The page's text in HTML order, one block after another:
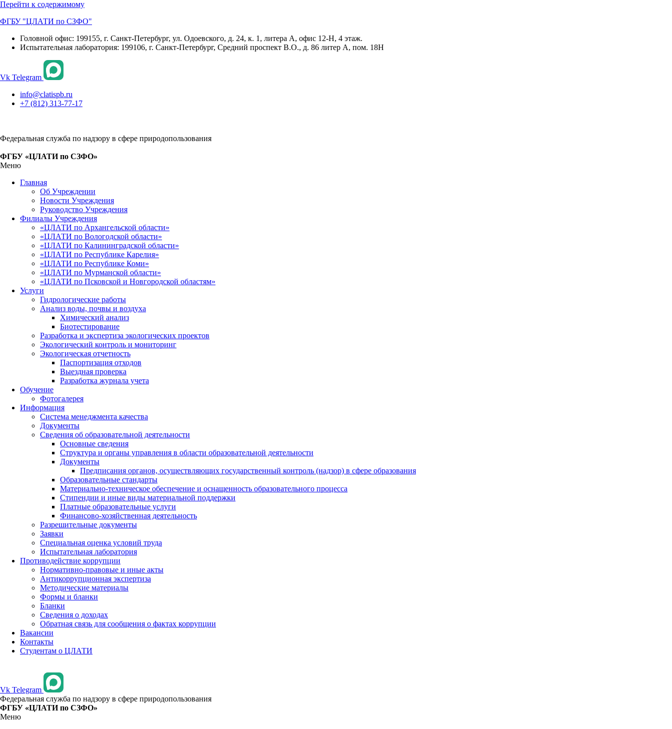
Перейти к содержимому
ФГБУ "ЦЛАТИ по СЗФО"
Головной офис: 199155, г. Санкт-Петербург, ул. Одоевского, д. 24, к. 1, литера А, офис 12-Н, 4 этаж.
Испытательная лаборатория: 199106, г. Санкт-Петербург, Средний проспект В.О., д. 86 литер А, пом. 18Н
Vk Telegram
info@clatispb.ru
+7 (812) 313-77-17
Федеральная служба по надзору в сфере природопользования
ФГБУ «ЦЛАТИ по СЗФО»
Меню
Главная
Об Учреждении
Новости Учреждения
Руководство Учреждения
Филиалы Учреждения
«ЦЛАТИ по Архангельской области»
«ЦЛАТИ по Вологодской области»
«ЦЛАТИ по Калининградской области»
«ЦЛАТИ по Республике Карелия»
«ЦЛАТИ по Республике Коми»
«ЦЛАТИ по Мурманской области»
«ЦЛАТИ по Псковской и Новгородской областям»
Услуги
Гидрологические работы
Анализ воды, почвы и воздуха
Химический анализ
Биотестирование
Разработка и экспертиза экологических проектов
Экологический контроль и мониторинг
Экологическая отчетность
Паспортизация отходов
Выездная проверка
Разработка журнала учета
Обучение
Фотогалерея
Информация
Система менеджмента качества
Документы
Сведения об образовательной деятельности
Основные сведения
Структура и органы управления в области образовательной деятельности
Документы
Предписания органов, осуществляющих государственный контроль (надзор) в сфере образования
Образовательные стандарты
Материально-техническое обеспечение и оснащенность образовательного процесса
Стипендии и иные виды материальной поддержки
Платные образовательные услуги
Финансово-хозяйственная деятельность
Разрешительные документы
Заявки
Специальная оценка условий труда
Испытательная лаборатория
Противодействие коррупции
Нормативно-правовые и иные акты
Антикоррупционная экспертиза
Методические материалы
Формы и бланки
Бланки
Сведения о доходах
Обратная связь для сообщения о фактах коррупции
Вакансии
Контакты
Студентам о ЦЛАТИ
Vk Telegram
Федеральная служба по надзору в сфере природопользования
ФГБУ «ЦЛАТИ по СЗФО»
Меню